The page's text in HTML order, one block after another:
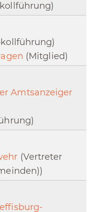
(Mitglied)
Amtsanzeiger
(Vertreter